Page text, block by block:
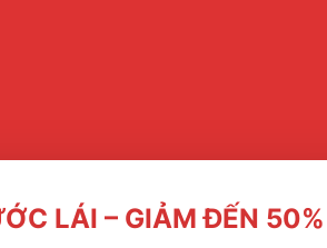
LÁI – GIẢM ĐẾN 50%